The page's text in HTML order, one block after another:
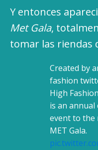
Y entonces
Met Gala,
tomar las riendas
Created by
fashion
High
is an
event to the
MET Gala.